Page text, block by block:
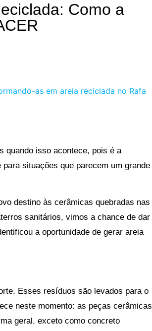
Como a
quando isso acontece, pois é a
situações que parecem um grande
destino às cerâmicas quebradas nas
sanitários, vimos a chance de dar
a oportunidade de gerar areia
Esses resíduos são levados para o
neste momento: as peças cerâmicas
geral, exceto como concreto